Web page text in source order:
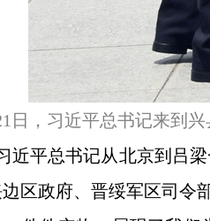
日，习近平总书记来到
近平总书记从北京到吕
区政府、晋绥军区司令